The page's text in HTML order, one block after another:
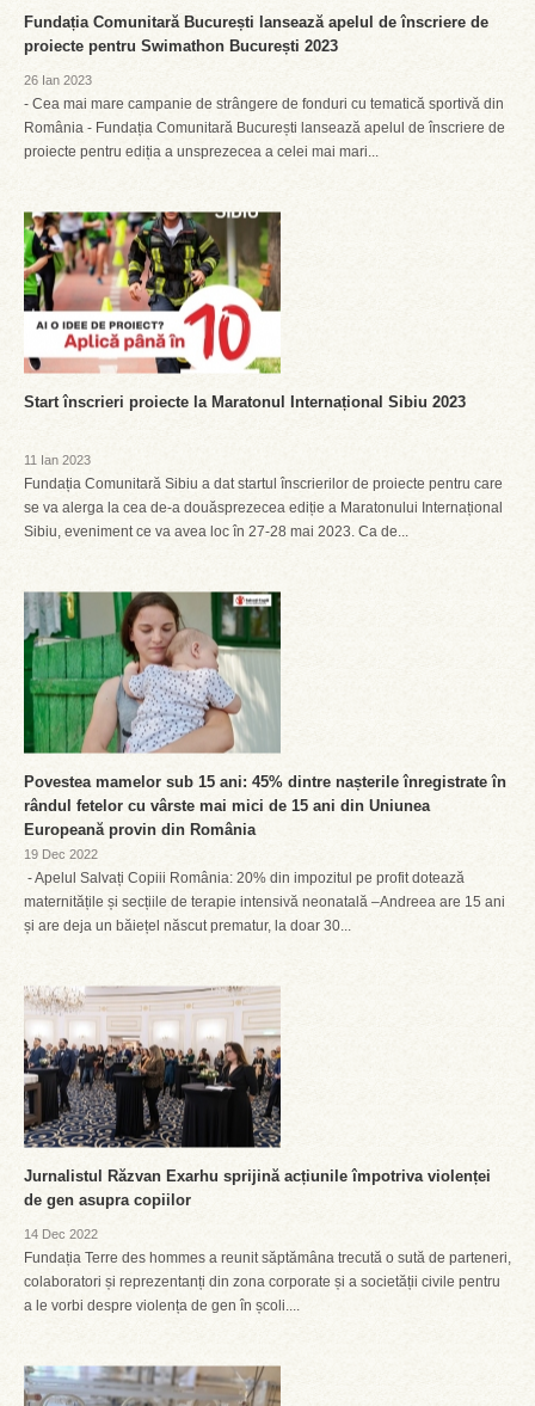
Fundația Comunitară București lansează apelul de înscriere de
proiecte pentru Swimathon București 2023
26 Ian 2023
- Cea mai mare campanie de strângere de fonduri cu tematică sportivă din
România - Fundația Comunitară București lansează apelul de înscriere de
proiecte pentru ediția a unsprezecea a celei mai mari...
Start înscrieri proiecte la Maratonul Internațional Sibiu 2023
11 Ian 2023
Fundația Comunitară Sibiu a dat startul înscrierilor de proiecte pentru care
se va alerga la cea de-a douăsprezecea ediție a Maratonului Internațional
Sibiu, eveniment ce va avea loc în 27-28 mai 2023. Ca de...
Povestea mamelor sub 15 ani: 45% dintre nașterile înregistrate în
rândul fetelor cu vârste mai mici de 15 ani din Uniunea
Europeană provin din România
19 Dec 2022
- Apelul Salvați Copiii România: 20% din impozitul pe profit dotează
maternitățile și secțiile de terapie intensivă neonatală –Andreea are 15 ani
și are deja un băiețel născut prematur, la doar 30...
Jurnalistul Răzvan Exarhu sprijină acțiunile împotriva violenței
de gen asupra copiilor
14 Dec 2022
Fundația Terre des hommes a reunit săptămâna trecută o sută de parteneri,
colaboratori și reprezentanți din zona corporate și a societății civile pentru
a le vorbi despre violența de gen în școli....